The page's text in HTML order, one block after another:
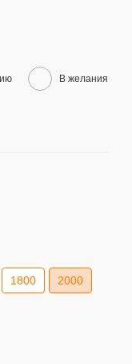
В желания
1800 2000